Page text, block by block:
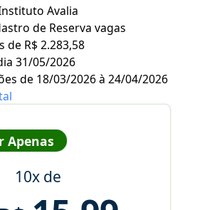
Avalia
de Reserva vagas
de R$ 2.283,58
31/05/2026
de 18/03/2026 à 24/04/2026
Apenas
10x de